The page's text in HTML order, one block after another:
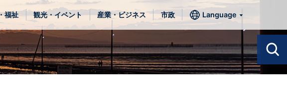
福祉 観光・イベント 産業・ビジネス 市政 Language